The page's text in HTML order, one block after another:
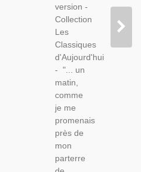
version -
Collection
Les
Classiques
d'Aujourd'hui
- "... un
matin,
comme
je me
promenais
près de
mon
parterre